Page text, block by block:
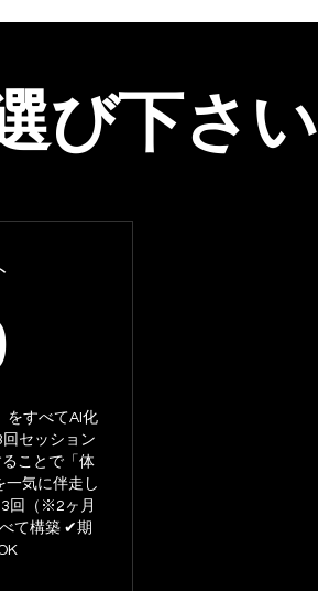
び下さい
をすべてAI化
セッション
ことで「体
一気に伴走し
回（※2ヶ月
て構築 ✔期